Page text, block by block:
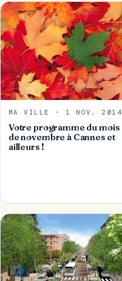
MA VILLE · 1 NOV. 2014
Votre programme du mois
de novembre à Cannes et
ailleurs !